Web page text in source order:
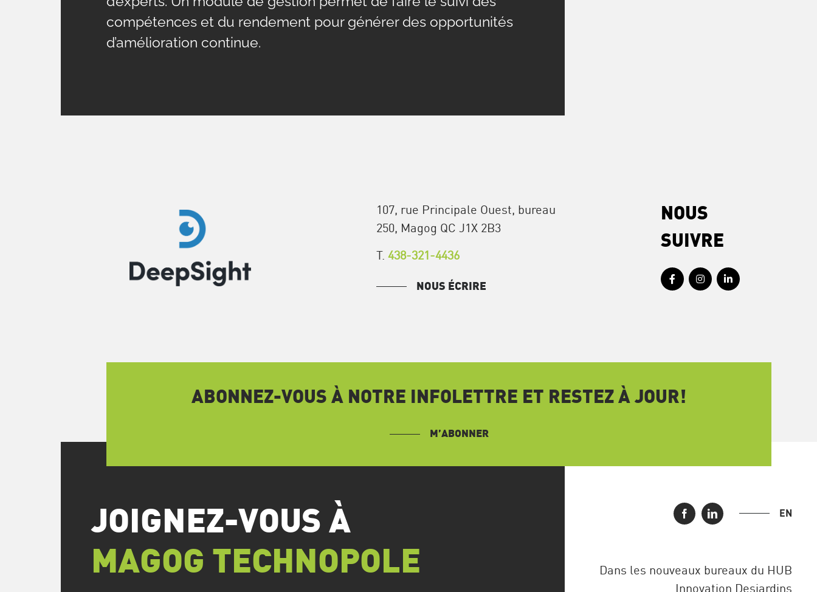
compétences et du rendement pour générer des opportunités
d’amélioration continue.
107, rue Principale Ouest, bureau
250, Magog QC J1X 2B3
T.438-321-4436
NOUS ÉCRIRE
NOUS
SUIVRE
ABONNEZ-VOUS À NOTRE INFOLETTRE ET RESTEZ À JOUR!
M’ABONNER
JOIGNEZ-VOUS À
MAGOG TECHNOPOLE
EN
Dans les nouveaux bureaux du HUB
Innovation Desjardins